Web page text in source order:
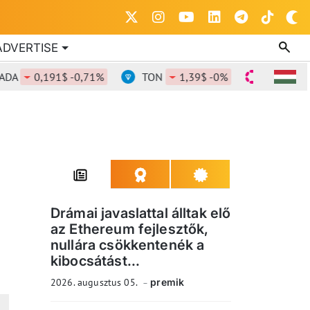
0,191$ -0,71% TON 1,39$ -0% DOT
Drámai javaslattal álltak elő
az Ethereum fejlesztők,
nullára csökkentenék a
kibocsátást...
2026. augusztus 05. premik